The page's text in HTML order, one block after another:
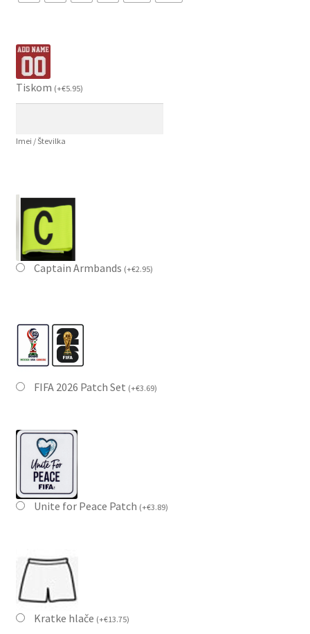
Tiskom (+€5.95)
Imei / Številka
Captain Armbands (+€2.95)
FIFA 2026 Patch Set (+€3.69)
Unite for Peace Patch (+€3.89)
Kratke hlače (+€13.75)